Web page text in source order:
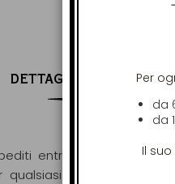
DETTAGLI DI
entro 48 ore
ordine
Per
da
da
Il